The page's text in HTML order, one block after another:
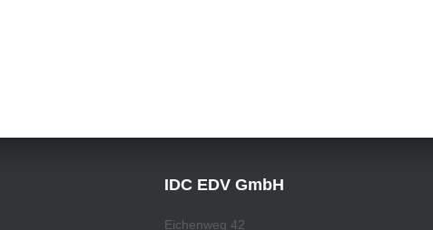
IDC EDV GmbH
Eichenweg 42